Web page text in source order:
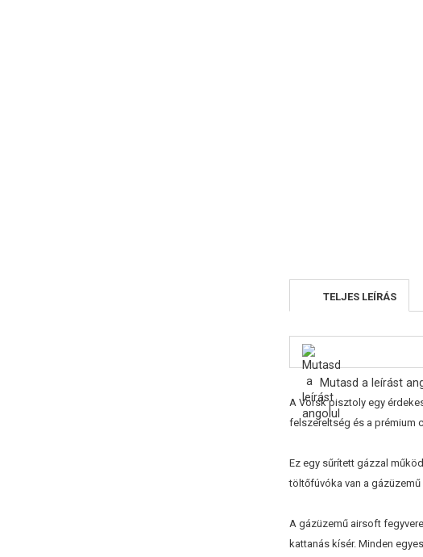
TELJES LEÍRÁS
Mutasd a leírást
A Vorsk pisztoly egy
felszereltség és a prémium
Ez egy sűrített gázzal
töltőfúvóka van a gázüzemű
A gázüzemű airsoft
kattanás kísér. Minden